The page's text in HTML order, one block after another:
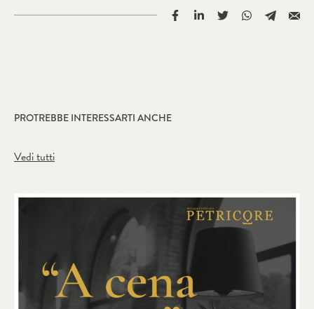
PROTREBBE INTERESSARTI ANCHE
Vedi tutti